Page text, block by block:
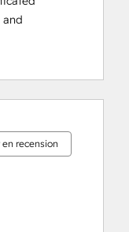
en recension